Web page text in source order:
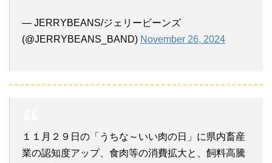
— JERRYBEANS/ジェリービーンズ
(@JERRYBEANS_BAND) November 26, 2024
１１月２９日の「うちな～いい肉の日」に県内畜産
業の認知度アップ、食肉等の消費拡大と、飼料高騰